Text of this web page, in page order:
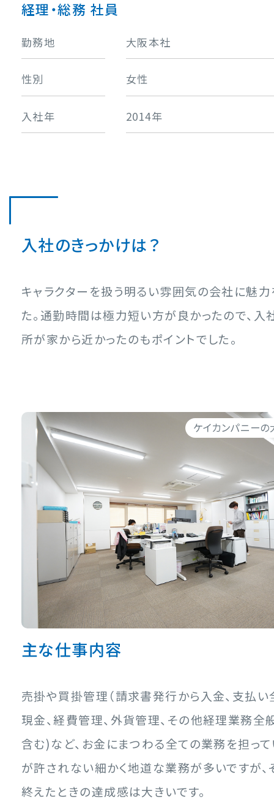
経理・総務 社員
勤務地 大阪本社
性別 女性
入社年 2014年
入社のきっかけは？
キャラクターを扱う明るい雰囲気の会社に魅
た。通勤時間は極力短い方が良かったので、
所が家から近かったのもポイントでした。
ケイカンパニー
主な仕事内容
売掛や買掛管理（請求書発行から入金、支払い
現金、経費管理、外貨管理、その他経理業務
含む)など、お金にまつわる全ての業務を担って
が許されない細かく地道な業務が多いですが
終えたときの達成感は大きいです。